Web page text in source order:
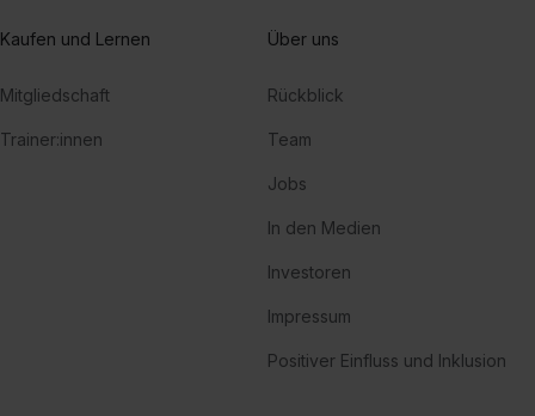
Kaufen und Lernen
Mitgliedschaft
Trainer:innen
Über uns
Rückblick
Team
Jobs
In den Medien
Investoren
Impressum
Positiver Einfluss und Inklusion